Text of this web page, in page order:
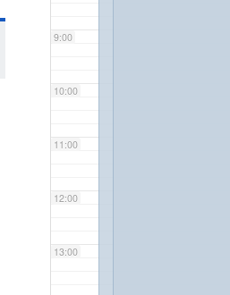
9:00
10:00
11:00
12:00
13:00